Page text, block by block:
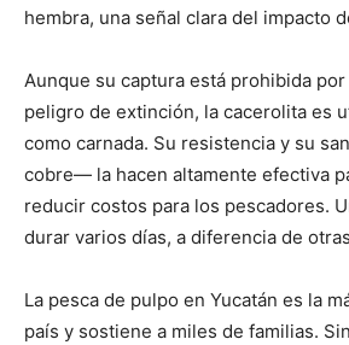
hembra, una señal clara del impacto
Aunque su captura está prohibida
peligro de extinción, la cacerolita es
como carnada. Su resistencia y su
cobre— la hacen altamente efectiva
reducir costos para los pescadores.
durar varios días, a diferencia de
La pesca de pulpo en Yucatán es la
país y sostiene a miles de familias.